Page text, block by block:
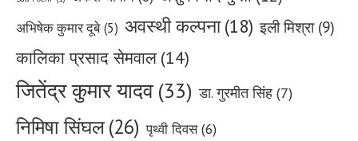
अभिषेक कुमार दूबे (5) अवस्थी कल्पना (18) इली मिश्रा (9)
कालिका प्रसाद सेमवाल (14)
जितेंद्र कुमार यादव (33) डा. गुरमीत सिंह (7)
निमिषा सिंघल(26) पृथ्वी दिवस (6)